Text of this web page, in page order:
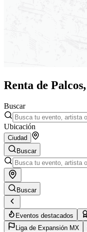
Renta de
Buscar
Ubicación
Ciudad
Buscar
Buscar
Eventos destacados
Liga de Expansión MX